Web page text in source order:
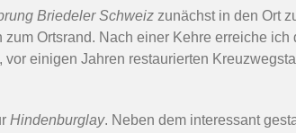
Briedeler Schweiz zunächst in den Ort
Ortsrand. Nach einer Kehre erreiche ich
einigen Jahren restaurierten
Hindenburglay. Neben dem interessant